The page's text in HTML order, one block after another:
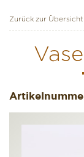
MEINE
ÜBER MICH
Zurück zur Übersicht